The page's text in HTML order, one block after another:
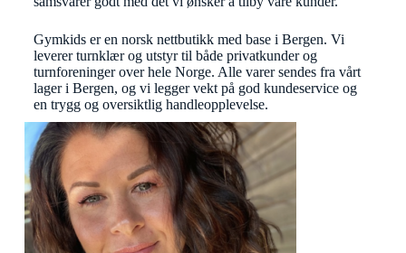
Gymkids er en norsk nettbutikk med base i Bergen. Vi
leverer turnklær og utstyr til både privatkunder og
turnforeninger over hele Norge. Alle varer sendes fra vårt
lager i Bergen, og vi legger vekt på god kundeservice og
en trygg og oversiktlig handleopplevelse.